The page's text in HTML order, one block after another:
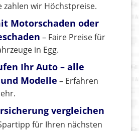
zahlen wir Höchstpreise.
Motorschaden oder
– Faire Preise für
in Egg.
Ihr Auto – alle
Modelle – Erfahren
vergleichen
für Ihren nächsten